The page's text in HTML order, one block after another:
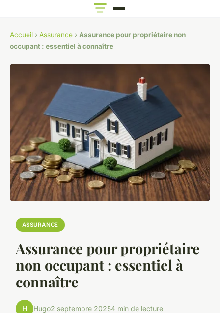
Accueil › Assurance › Assurance pour propriétaire non
occupant : essentiel à connaître
ASSURANCE
Assurance pour propriétaire
non occupant : essentiel à
connaître
H Hugo2 septembre 20254 min de lecture